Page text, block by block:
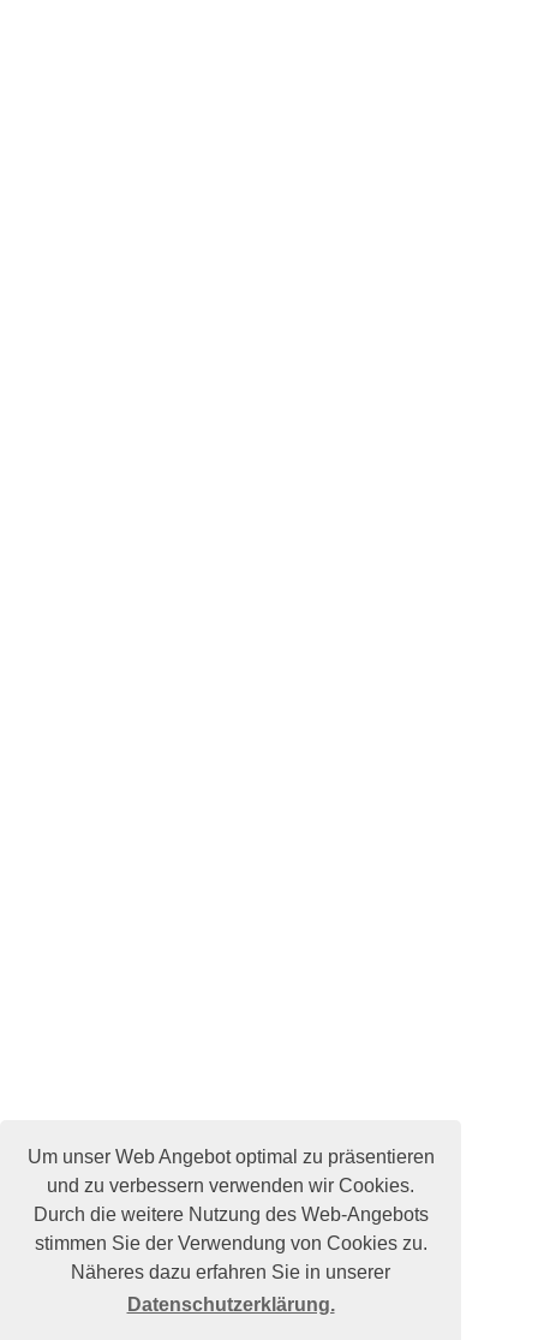
Um unser Web Angebot optimal zu präsentieren
und zu verbessern verwenden wir Cookies.
Durch die weitere Nutzung des Web-Angebots
stimmen Sie der Verwendung von Cookies zu.
Näheres dazu erfahren Sie in unserer
Datenschutzerklärung.